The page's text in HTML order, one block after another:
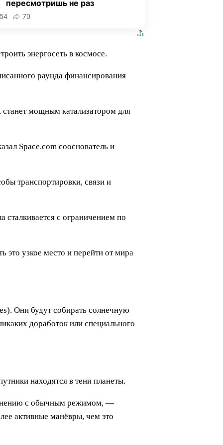
пересмотришь не раз
54 70
энергосеть в космосе.
раунда финансирования
станет мощным катализатором для
Space.com сооснователь и
транспортировки, связи и
с ограничением по
это узкое место и перейти от мира
Они будут собирать солнечную
доработок или специального
находятся в тени планеты.
с обычным режимом, —
активные манёвры, чем это